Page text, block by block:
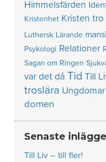
Himmelsfärden
Kristenhet Kristen tro
Luthersk Lärande
Psykologi Relationer
Sagan om Ringen
var det då Tid Till
troslära Ungdomar
domen
Senaste
Till Liv – till fler!